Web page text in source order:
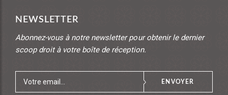
NEWSLETTER
Abonnez-vous à notre newsletter pour obtenir le dernier
scoop droit à votre boîte de réception.
ENVOYER